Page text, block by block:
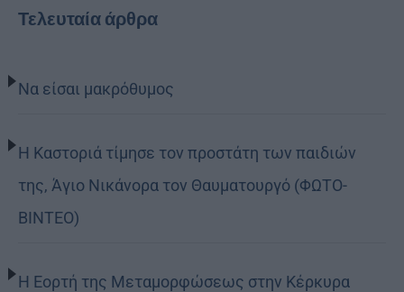
Τελευταία άρθρα
Να είσαι μακρόθυμος
Η Καστοριά τίμησε τον προστάτη των παιδιών
της, Άγιο Νικάνορα τον Θαυματουργό (ΦΩΤΟ-
ΒΙΝΤΕΟ)
Η Εορτή της Μεταμορφώσεως στην Κέρκυρα